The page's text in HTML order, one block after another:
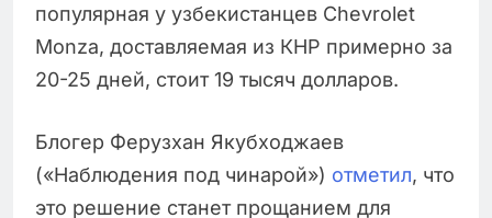
популярная у узбекистанцев Chevrolet
Monza, доставляемая из КНР примерно за
20-25 дней, стоит 19 тысяч долларов.
Блогер Ферузхан Якубходжаев
(«Наблюдения под чинарой») отметил, что
это решение станет прощанием для